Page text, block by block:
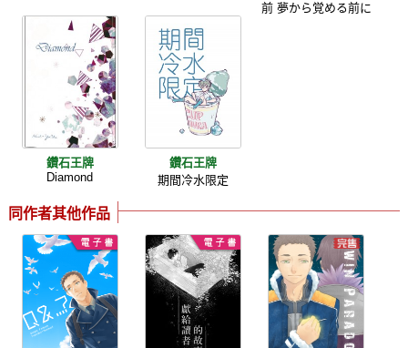
前 夢から覚める前に
鑽石王牌
Diamond
鑽石王牌
期間冷水限定
同作者其他作品